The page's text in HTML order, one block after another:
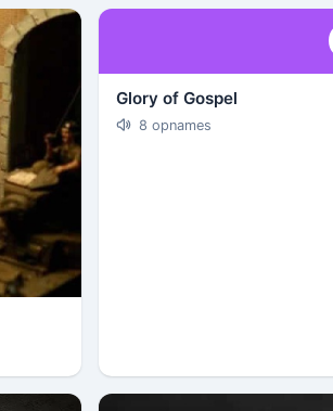
Glory of Gospel
8 opnames